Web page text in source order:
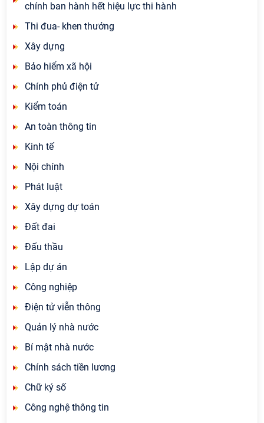
chính ban hành hết hiệu lực thi hành
Thi đua- khen thưởng
Xây dựng
Bảo hiểm xã hội
Chính phủ điện tử
Kiểm toán
An toàn thông tin
Kinh tế
Nội chính
Phát luật
Xây dựng dự toán
Đất đai
Đấu thầu
Lập dự án
Công nghiệp
Điện tử viễn thông
Quản lý nhà nước
Bí mật nhà nước
Chính sách tiền lương
Chữ ký số
Công nghệ thông tin